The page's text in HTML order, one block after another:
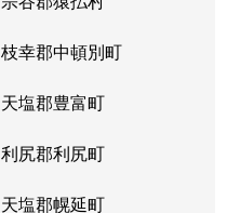
枝幸郡中頓別町
天塩郡豊富町
利尻郡利尻町
天塩郡幌延町